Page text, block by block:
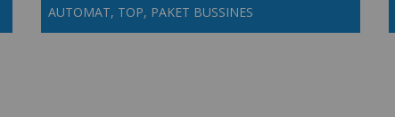
AUTOMAT, TOP, PAKET BUSSINES